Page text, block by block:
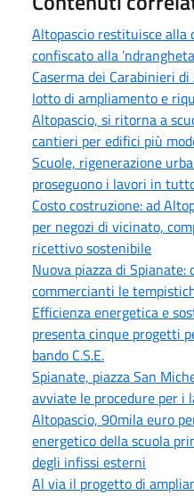
Altopascio restituisce alla
confiscato alla
Caserma dei Carabinieri
lotto di ampliamento e
Altopascio, si ritorna a
cantieri per edifici più
Scuole, rigenerazione
proseguono i lavori in
Costo costruzione: ad
per negozi di vicinato,
ricettivo sostenibile
Nuova piazza di
commercianti le
Efficienza energetica e
presenta cinque progetti
bando C.S.E.
Spianate, piazza San
avviate le procedure per i
Altopascio, 90mila euro
energetico della scuola
degli infissi esterni
Al via il progetto di